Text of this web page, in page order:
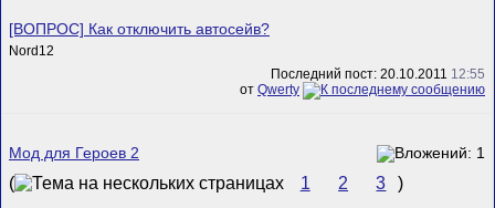
[ВОПРОС] Как отключить автосейв?
Nord12
Последний пост: 20.10.2011 12:55
от Qwerty
Мод для Героев 2
( 1 2 3 )